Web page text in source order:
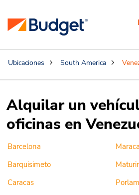
Ubicaciones South America
Alquilar un
oficinas en
Barcelona
Barquisimeto
Caracas